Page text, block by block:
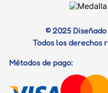
© 2025
Todos los derechos
Métodos de pago: